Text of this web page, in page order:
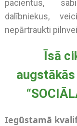
pacientus,
dalībniekus,
nepārtraukti
Īsā
Iegūstamā